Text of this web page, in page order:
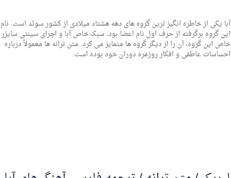
آبا یکی از خاطره انگیز ترین گروه های دهه هشتاد میلادی از کشور سوئد است. نام
این گروه برگرفته از حرف اول نام اعضا بود. سبک خاص آبا و اجرای سینتی سایزر
خاص این گروه، آن را از دیگر گروه ها متمایز می کرد. متن ترانه ها معمولاً درباره
احساسات عاطفی و افکار روزمره دوران خود بوده است.